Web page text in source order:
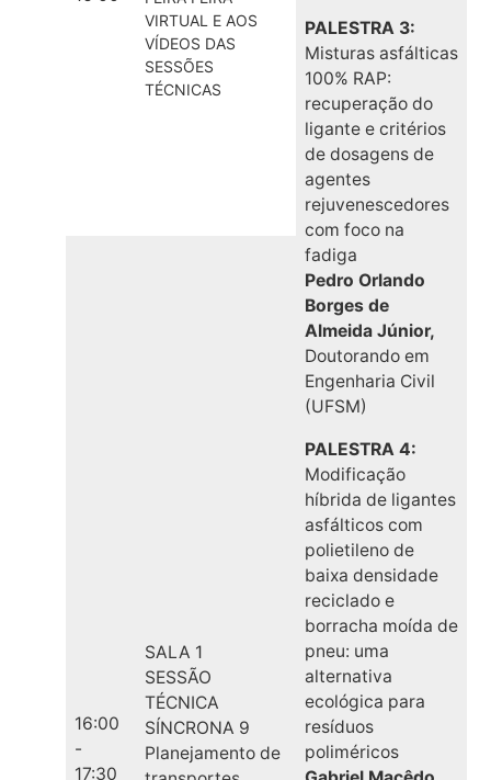
PALESTRA 3:
Misturas asfálticas
100% RAP:
recuperação do
ligante e critérios
de dosagens de
agentes
rejuvenescedores
com foco na
fadiga
Pedro Orlando
Borges de
Almeida Júnior,
Doutorando em
Engenharia Civil
(UFSM)
PALESTRA 4:
Modificação
híbrida de ligantes
asfálticos com
polietileno de
baixa densidade
reciclado e
borracha moída de
pneu: uma
alternativa
ecológica para
resíduos
poliméricos
VIRTUAL E AOS
VÍDEOS DAS
SESSÕES
TÉCNICAS
16:00
-
17:30
SALA 1
SESSÃO
TÉCNICA
SÍNCRONA 9
Planejamento de